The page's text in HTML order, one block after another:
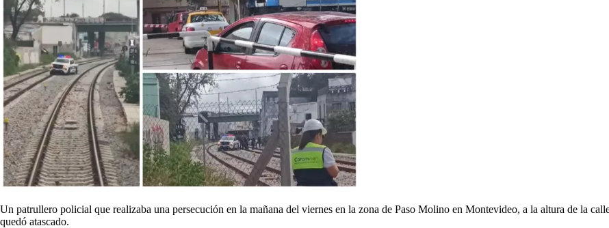
Un patrullero policial que realizaba una persecución en la mañana del viernes en la zona de Paso Molino en Montevideo, a la altura de la
quedó atascado.